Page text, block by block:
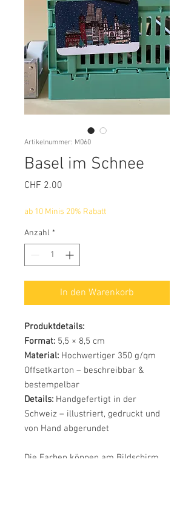
Artikelnummer: M060
Basel im Schnee
CHF 2.00
ab 10 Minis 20% Rabatt
Anzahl *
In den Warenkorb
Produktdetails:
Format: 5,5 × 8,5 cm
Material: Hochwertiger 350 g/qm
Offsetkarton – beschreibbar &
bestempelbar
Details: Handgefertigt in der
Schweiz – illustriert, gedruckt und
von Hand abgerundet
Die Farben können am Bildschirm